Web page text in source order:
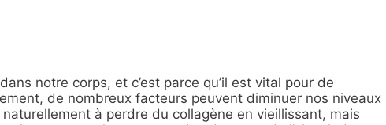
notre corps, et c’est parce qu’il est vital pour de
de nombreux facteurs peuvent diminuer nos niveaux
à perdre du collagène en vieillissant, mais